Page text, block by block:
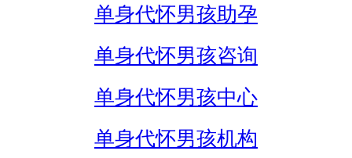
单身代怀男孩助孕
单身代怀男孩咨询
单身代怀男孩中心
单身代怀男孩机构